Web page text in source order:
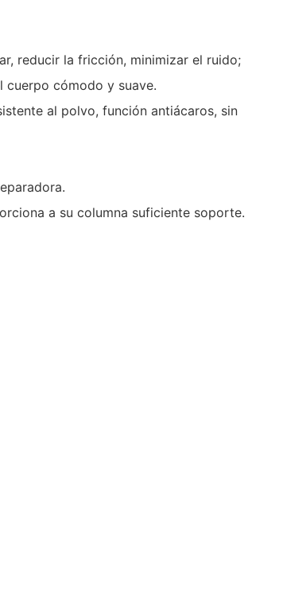
reducir la fricción, minimizar el ruido;
cuerpo cómodo y suave.
al polvo, función antiácaros, sin
a su columna suficiente soporte.